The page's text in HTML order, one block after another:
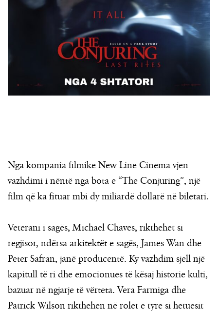
Nga kompania filmike New Line Cinema vjen
vazhdimi i nëntë nga bota e “The Conjuring”, një
film që ka fituar mbi dy miliardë dollarë në biletari.
Veterani i sagës, Michael Chaves, rikthehet si
regjisor, ndërsa arkitektët e sagës, James Wan dhe
Peter Safran, janë producentë. Ky vazhdim sjell një
kapitull të ri dhe emocionues të kësaj historie kulti,
bazuar në ngjarje të vërteta. Vera Farmiga dhe
Patrick Wilson rikthehen në rolet e tyre si hetuesit